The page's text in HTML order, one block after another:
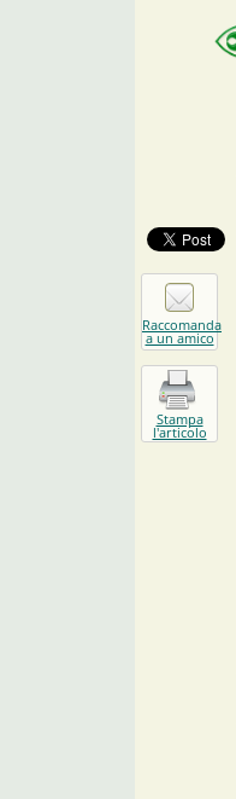
Raccomanda
a un amico
Stampa
l'articolo